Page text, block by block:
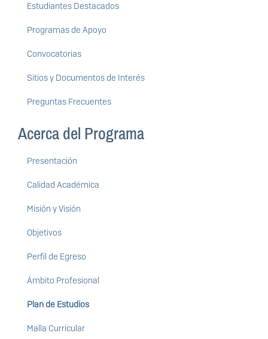
Estudiantes Destacados
Programas de Apoyo
Convocatorias
Sitios y Documentos de Interés
Preguntas Frecuentes
Acerca del Programa
Presentación
Calidad Académica
Misión y Visión
Objetivos
Perfil de Egreso
Ámbito Profesional
Plan de Estudios
Malla Curricular